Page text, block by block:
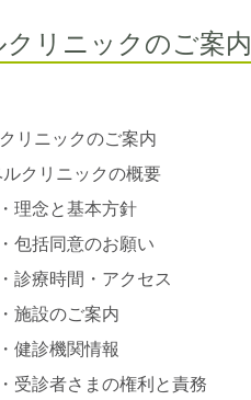
リニックのご案内
リニックのご案内
クリニックの概要
理念と基本方針
包括同意のお願い
診療時間・アクセス
施設のご案内
健診機関情報
受診者さまの権利と責務